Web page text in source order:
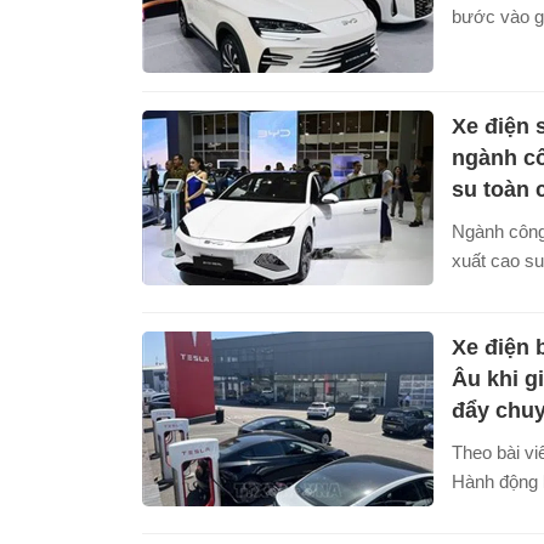
bước vào
này không
ngành sản
ra nhiều cơ
công
thuật và
khu vực.
Xe điện
ngành
su toàn
Ngành
xuất cao
thay đổi
kỹ thuật
Xe điện
Âu khi
đẩy
Theo bài
Hành